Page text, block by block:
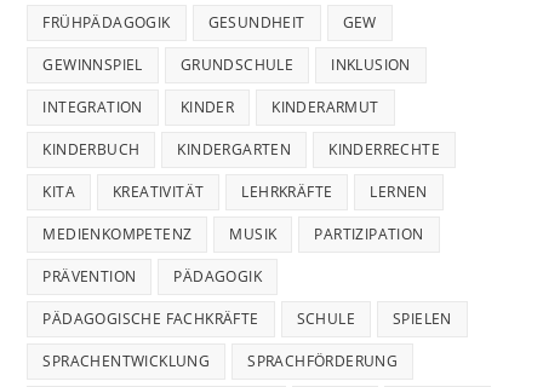
FRÜHPÄDAGOGIK GESUNDHEIT GEW
GEWINNSPIEL GRUNDSCHULE INKLUSION
INTEGRATION KINDER KINDERARMUT
KINDERBUCH KINDERGARTEN KINDERRECHTE
KITA KREATIVITÄT LEHRKRÄFTE LERNEN
MEDIENKOMPETENZ MUSIK PARTIZIPATION
PRÄVENTION PÄDAGOGIK
PÄDAGOGISCHE FACHKRÄFTE SCHULE SPIELEN
SPRACHENTWICKLUNG SPRACHFÖRDERUNG